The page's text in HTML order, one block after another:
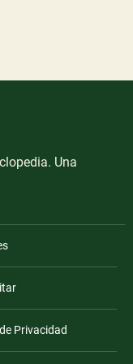
Una
Privacidad